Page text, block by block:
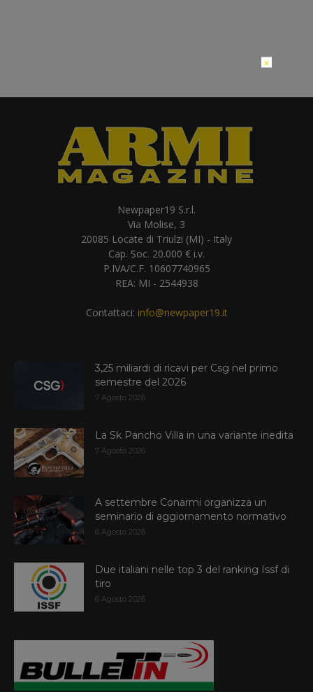
Newpaper19 S.r.l.
Via Molise, 3
20085 Locate di Triulzi (MI) - Italy
Cap. Soc. 20.000 € i.v.
P.IVA/C.F. 10607740965
REA: MI - 2544938
Contattaci: info@newpaper19.it
3,25 miliardi di ricavi per Csg nel primo
semestre del 2026
7 Agosto 2026
La Sk Pancho Villa in una variante inedita
7 Agosto 2026
A settembre Conarmi organizza un
seminario di aggiornamento normativo
6 Agosto 2026
Due italiani nelle top 3 del ranking Issf di
tiro
6 Agosto 2026
×